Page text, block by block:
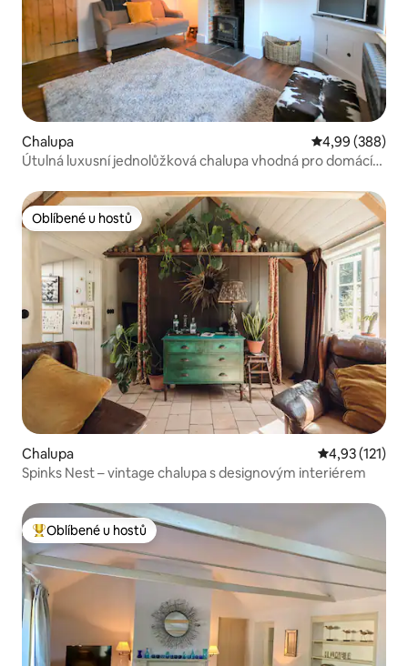
Chalupa Průměrné
4,99 (388)
Útulná luxusní jednolůžková chalupa vhodná pro domácí
Oblíbené u hostů
Oblíbené u hostů
Chalupa Průměrné
4,93 (121)
Spinks Nest – vintage chalupa s designovým interiérem
Nejlepší v kategorii Oblíbené u hostů
Oblíbené u hostů